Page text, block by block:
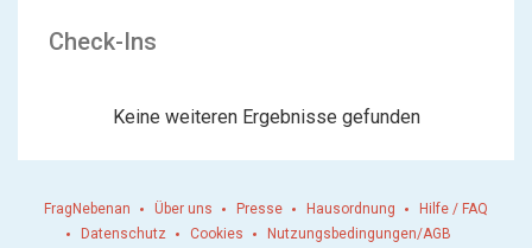
Check-Ins
Keine weiteren Ergebnisse gefunden
FragNebenan Über uns Presse Hausordnung
Hilfe / FAQ
Datenschutz
Cookies
Nutzungsbedingungen/AGB